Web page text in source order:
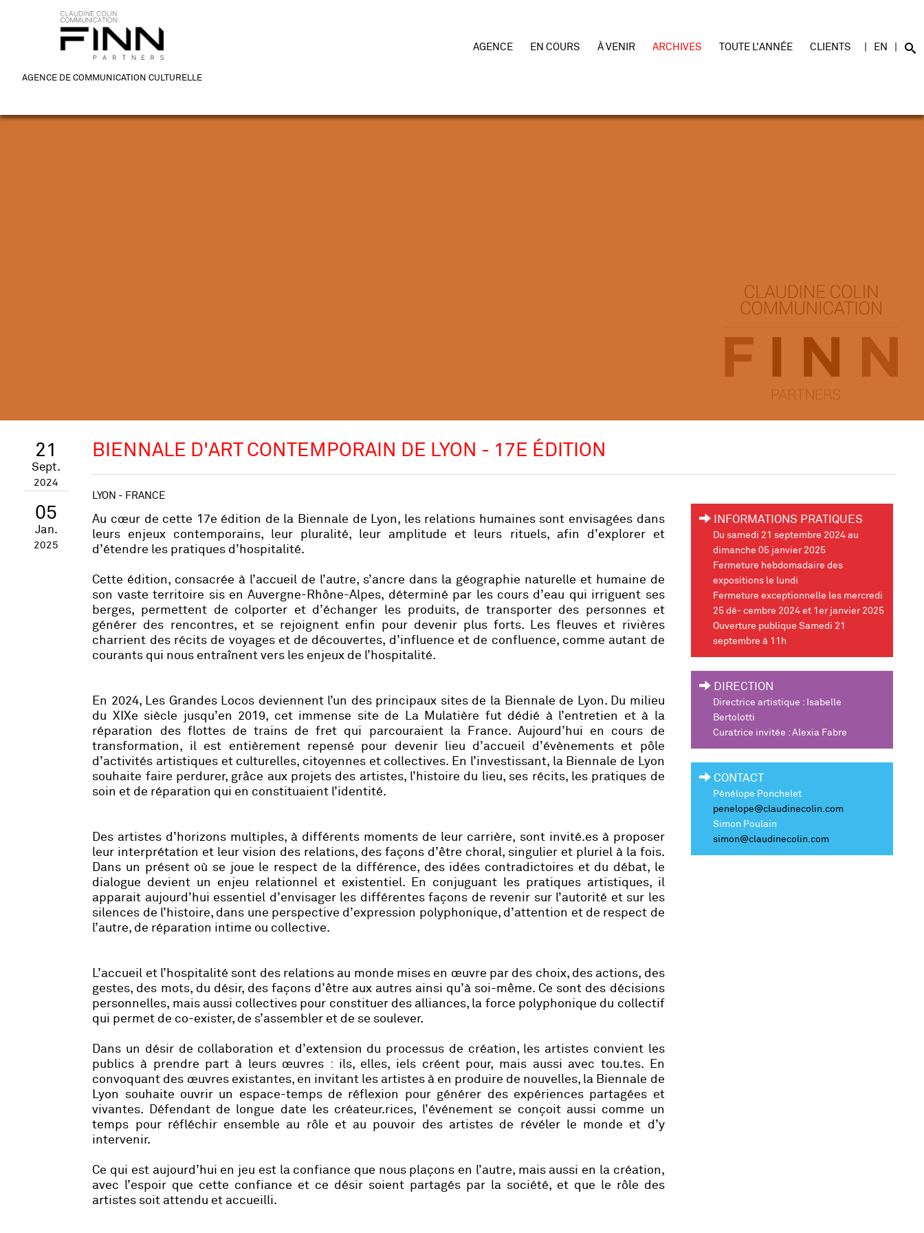
AGENCE DE COMMUNICATION CULTURELLE
AGENCE EN COURS À VENIR ARCHIVES TOUTE L'ANNÉE CLIENTS EN
21
Sept.
2024
05
Jan.
2025
BIENNALE D'ART CONTEMPORAIN DE LYON - 17E ÉDITION
LYON - FRANCE
Au cœur de cette 17e édition de la Biennale de Lyon, les relations humaines sont envisagées dans
leurs enjeux contemporains, leur pluralité, leur amplitude et leurs rituels, afin d’explorer et
d’étendre les pratiques d’hospitalité.
Cette édition, consacrée à l’accueil de l’autre, s’ancre dans la géographie naturelle et humaine de
son vaste territoire sis en Auvergne-Rhône-Alpes, déterminé par les cours d’eau qui irriguent ses
berges, permettent de colporter et d’échanger les produits, de transporter des personnes et
générer des rencontres, et se rejoignent enfin pour devenir plus forts. Les fleuves et rivières
charrient des récits de voyages et de découvertes, d’influence et de confluence, comme autant de
courants qui nous entraînent vers les enjeux de l’hospitalité.
En 2024, Les Grandes Locos deviennent l’un des principaux sites de la Biennale de Lyon. Du milieu
du XIXe siècle jusqu’en 2019, cet immense site de La Mulatière fut dédié à l’entretien et à la
réparation des flottes de trains de fret qui parcouraient la France. Aujourd’hui en cours de
transformation, il est entièrement repensé pour devenir lieu d’accueil d’évènements et pôle
d’activités artistiques et culturelles, citoyennes et collectives. En l’investissant, la Biennale de Lyon
souhaite faire perdurer, grâce aux projets des artistes, l’histoire du lieu, ses récits, les pratiques de
soin et de réparation qui en constituaient l’identité.
Des artistes d’horizons multiples, à différents moments de leur carrière, sont invité.es à proposer
leur interprétation et leur vision des relations, des façons d’être choral, singulier et pluriel à la fois.
Dans un présent où se joue le respect de la différence, des idées contradictoires et du débat, le
dialogue devient un enjeu relationnel et existentiel. En conjuguant les pratiques artistiques, il
apparait aujourd’hui essentiel d’envisager les différentes façons de revenir sur l’autorité et sur les
silences de l’histoire, dans une perspective d’expression polyphonique, d’attention et de respect de
l’autre, de réparation intime ou collective.
L’accueil et l’hospitalité sont des relations au monde mises en œuvre par des choix, des actions, des
gestes, des mots, du désir, des façons d’être aux autres ainsi qu’à soi-même. Ce sont des décisions
personnelles, mais aussi collectives pour constituer des alliances, la force polyphonique du collectif
qui permet de co-exister, de s’assembler et de se soulever.
Dans un désir de collaboration et d’extension du processus de création, les artistes convient les
publics à prendre part à leurs œuvres : ils, elles, iels créent pour, mais aussi avec tou.tes. En
convoquant des œuvres existantes, en invitant les artistes à en produire de nouvelles, la Biennale de
Lyon souhaite ouvrir un espace-temps de réflexion pour générer des expériences partagées et
vivantes. Défendant de longue date les créateur.rices, l’événement se conçoit aussi comme un
temps pour réfléchir ensemble au rôle et au pouvoir des artistes de révéler le monde et d’y
intervenir.
Ce qui est aujourd’hui en jeu est la confiance que nous plaçons en l’autre, mais aussi en la création,
avec l’espoir que cette confiance et ce désir soient partagés par la société, et que le rôle des
artistes soit attendu et accueilli.
INFORMATIONS PRATIQUES
Du samedi 21 septembre 2024 au
dimanche 05 janvier 2025
Fermeture hebdomadaire des
expositions le lundi
Fermeture exceptionnelle les mercredi
25 dé- cembre 2024 et 1er janvier 2025
Ouverture publique Samedi 21
septembre à 11h
DIRECTION
Directrice artistique : Isabelle
Bertolotti
Curatrice invitée : Alexia Fabre
CONTACT
Pénélope Ponchelet
penelope@claudinecolin.com
Simon Poulain
simon@claudinecolin.com